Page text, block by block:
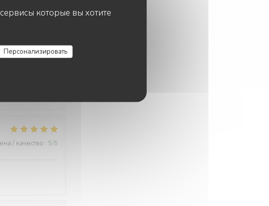
которые вы хотите
Персонализировать
/ качество:5/5
/ качество : 5/5